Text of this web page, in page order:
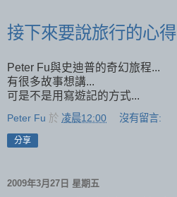
接下來要說旅行的心得
Peter Fu與史迪普的奇幻旅程...
有很多故事想講...
可是不是用寫遊記的方式...
Peter Fu 於 凌晨12:00 沒有留言:
分享
2009年3月27日 星期五